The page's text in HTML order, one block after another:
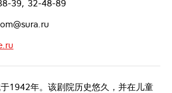
39, 32-48-89
1942年。该剧院历史悠久，并在儿童